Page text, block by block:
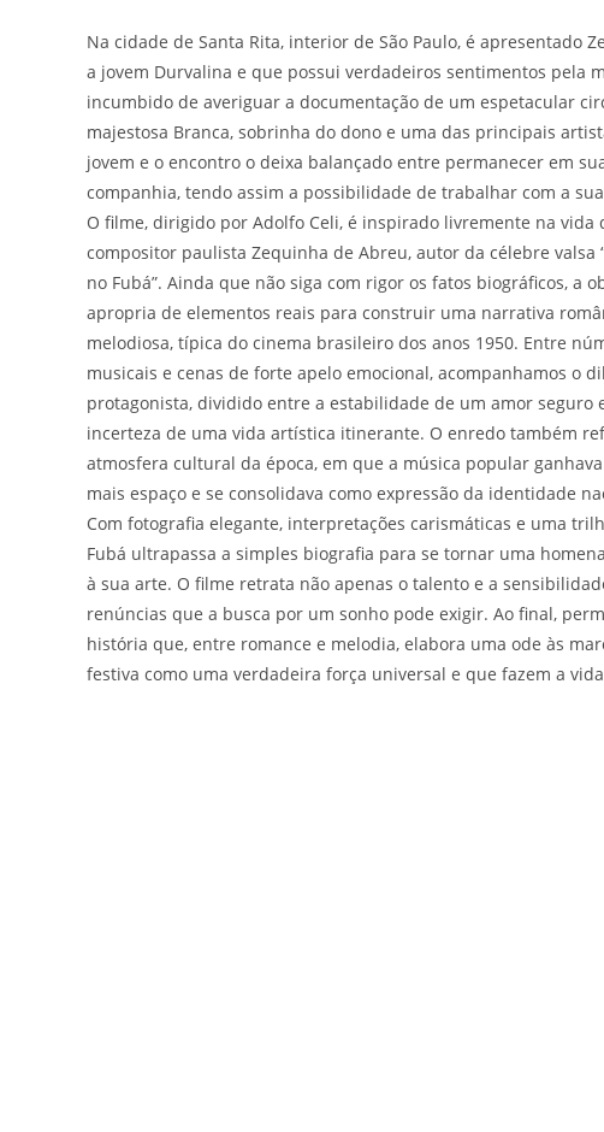
Na cidade de Santa Rita, interior de São Paulo, é apresentado
a jovem Durvalina e que possui verdadeiros sentimentos pela
incumbido de averiguar a documentação de um espetacular
majestosa Branca, sobrinha do dono e uma das principais
jovem e o encontro o deixa balançado entre permanecer em
companhia, tendo assim a possibilidade de trabalhar com a
O filme, dirigido por Adolfo Celi, é inspirado livremente na vida
compositor paulista Zequinha de Abreu, autor da célebre valsa
no Fubá”. Ainda que não siga com rigor os fatos biográficos, a
apropria de elementos reais para construir uma narrativa
melodiosa, típica do cinema brasileiro dos anos 1950. Entre
musicais e cenas de forte apelo emocional, acompanhamos o
protagonista, dividido entre a estabilidade de um amor seguro
incerteza de uma vida artística itinerante. O enredo também
atmosfera cultural da época, em que a música popular ganhava
mais espaço e se consolidava como expressão da identidade
Com fotografia elegante, interpretações carismáticas e uma
Fubá ultrapassa a simples biografia para se tornar uma
à sua arte. O filme retrata não apenas o talento e a
renúncias que a busca por um sonho pode exigir. Ao final,
história que, entre romance e melodia, elabora uma ode às
festiva como uma verdadeira força universal e que fazem a